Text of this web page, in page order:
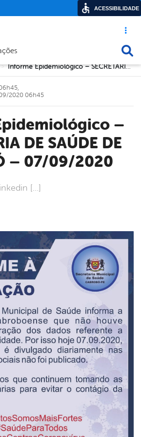
Acesso
navegação
> Informe Epidemiológico – SECRETARIA DE SAÚDE DE CABROBÓ – 07/09/2020
DE SAÚDE DE
– 07/09/2020
[…]
2020 06h45
ACESSIBILIDADE